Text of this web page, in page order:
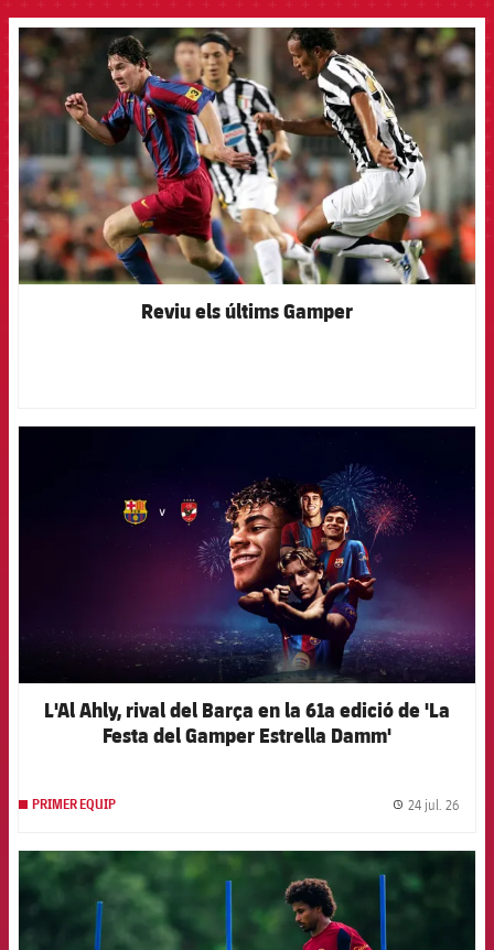
FCB Barcelona badge
Reviu els últims Gamper
L'Al Ahly, rival del Barça en la 61a edició de 'La
Festa del Gamper Estrella Damm'
PRIMER EQUIP 24 jul. 26
FCB Barcelona badge